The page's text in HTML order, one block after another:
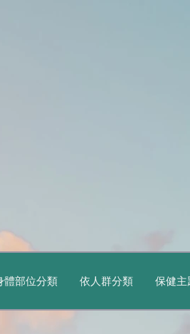
體部位分類 依人群分類 保健主